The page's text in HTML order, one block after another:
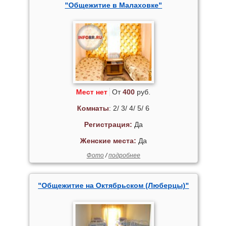
"Общежитие в Малаховке"
Мест нет От400 руб.
Комнаты: 2/ 3/ 4/ 5/ 6
Регистрация: Да
Женские места: Да
Фото/подробнее
"Общежитие на Октябрьском (Люберцы)"